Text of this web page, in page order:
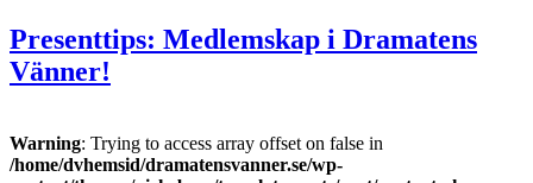
Presenttips: Medlemskap i Dramatens
Vänner!
Warning: Trying to access array offset on false in
/home/dvhemsid/dramatensvanner.se/wp-